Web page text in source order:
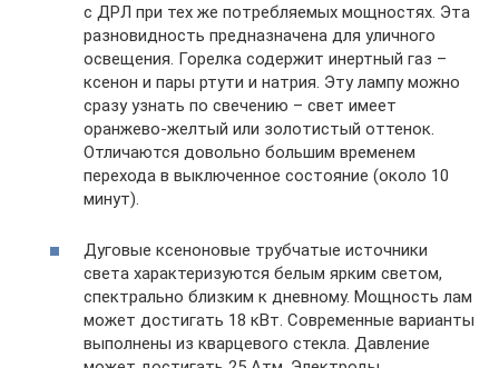
с ДРЛ при тех же потребляемых мощностях. Эта
разновидность предназначена для уличного
освещения. Горелка содержит инертный газ –
ксенон и пары ртути и натрия. Эту лампу можно
сразу узнать по свечению – свет имеет
оранжево-желтый или золотистый оттенок.
Отличаются довольно большим временем
перехода в выключенное состояние (около 10
минут).
Дуговые ксеноновые трубчатые источники
света характеризуются белым ярким светом,
спектрально близким к дневному. Мощность лам
может достигать 18 кВт. Современные варианты
выполнены из кварцевого стекла. Давление